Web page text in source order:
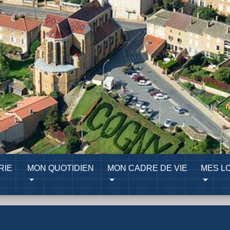
MON QUOTIDIEN MON CADRE DE VIE MES